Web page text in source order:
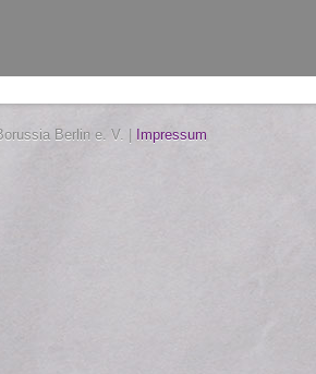
Berlin e. V. | Impressum